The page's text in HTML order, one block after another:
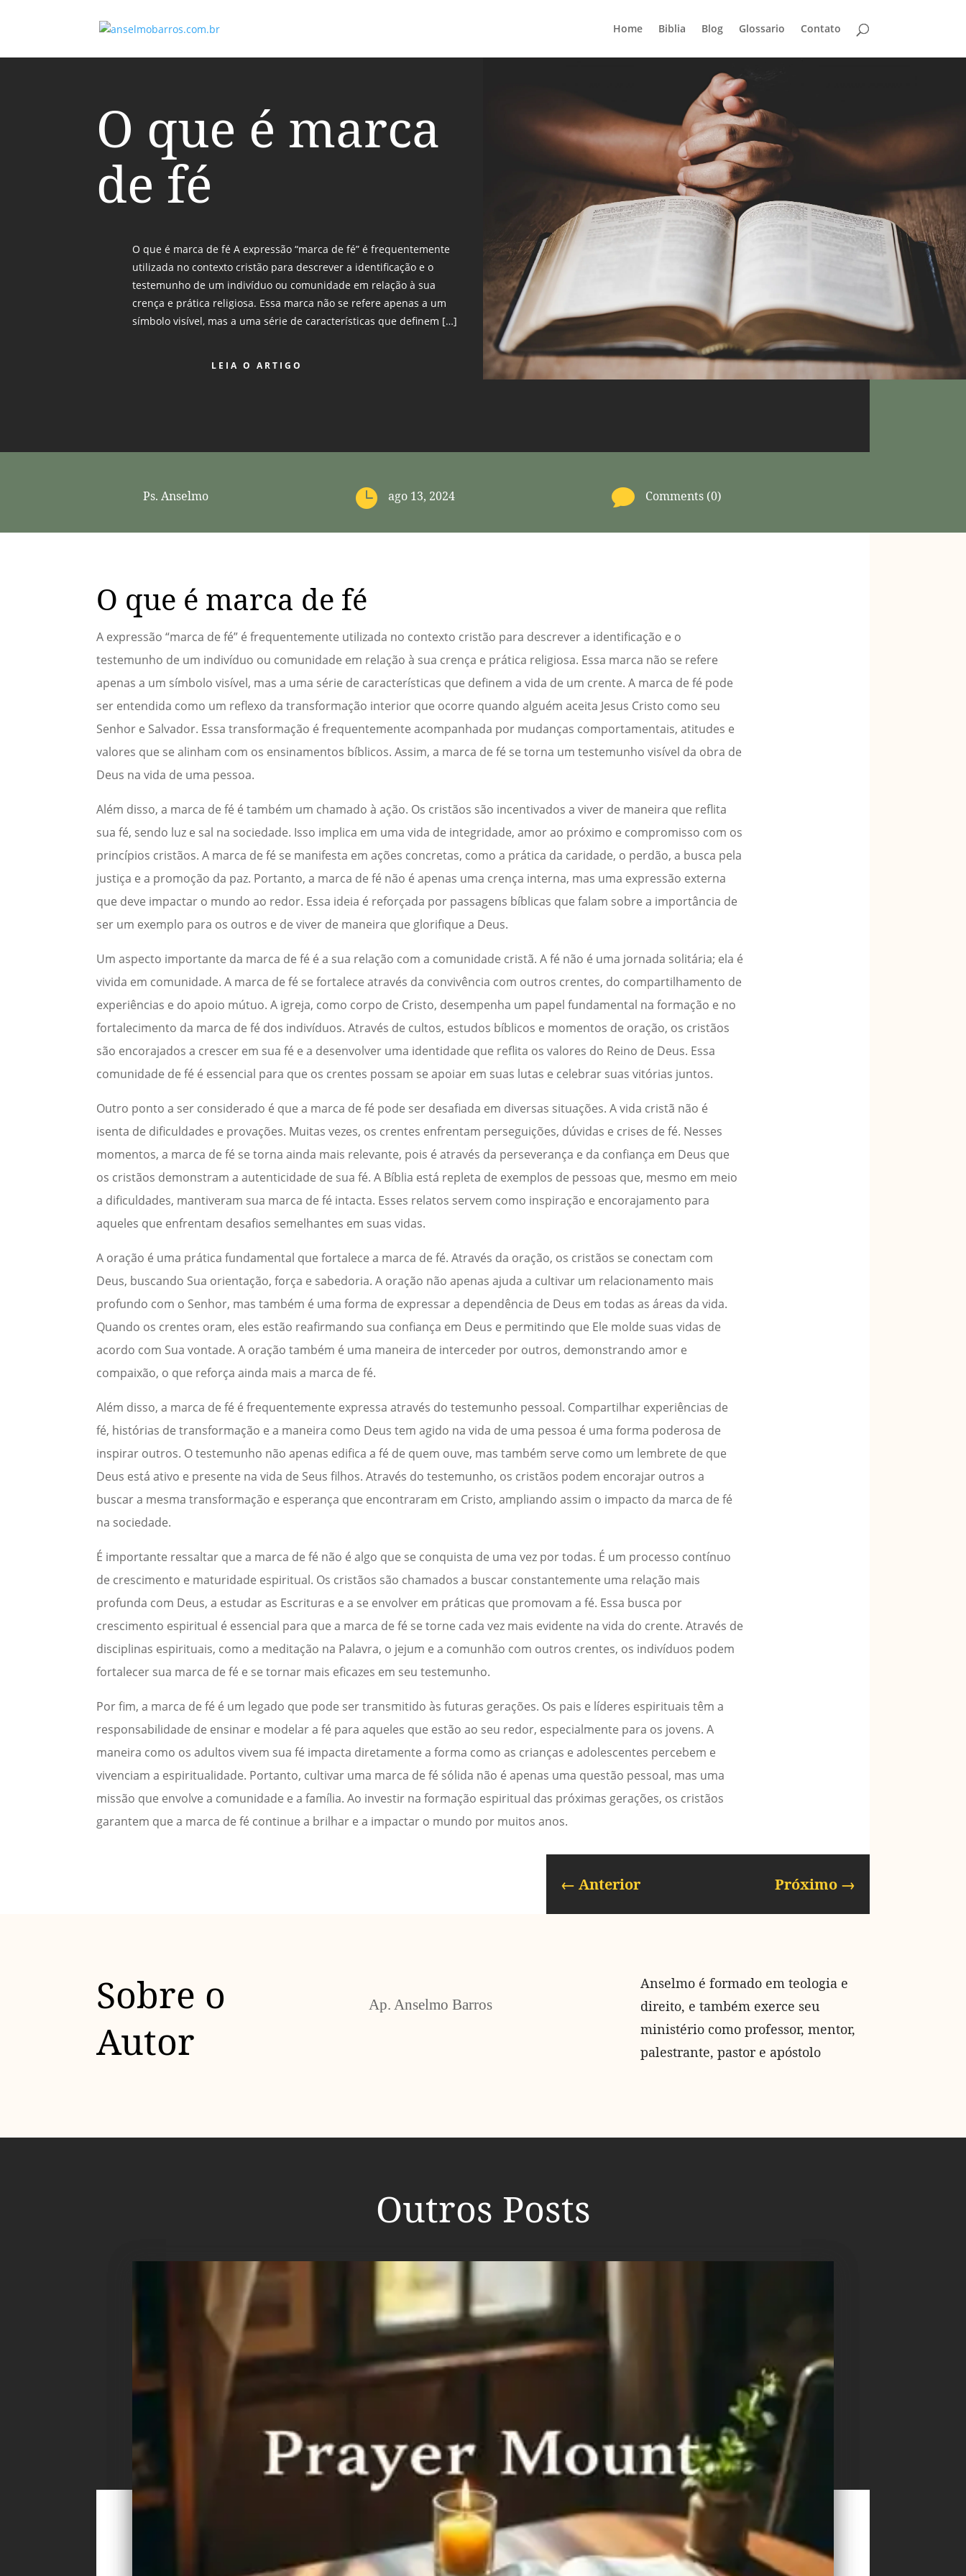
Home Biblia Blog Glossario Contato
O que é marca
de fé
O que é marca de fé A expressão “marca de fé” é frequentemente
utilizada no contexto cristão para descrever a identificação e o
testemunho de um indivíduo ou comunidade em relação à sua
crença e prática religiosa. Essa marca não se refere apenas a um
símbolo visível, mas a uma série de características que definem […]
LEIA O ARTIGO
Ps. Anselmo  ago 13, 2024  Comments (0)
O que é marca de fé
A expressão “marca de fé” é frequentemente utilizada no contexto cristão para descrever a identificação e o
testemunho de um indivíduo ou comunidade em relação à sua crença e prática religiosa. Essa marca não se refere
apenas a um símbolo visível, mas a uma série de características que definem a vida de um crente. A marca de fé pode
ser entendida como um reflexo da transformação interior que ocorre quando alguém aceita Jesus Cristo como seu
Senhor e Salvador. Essa transformação é frequentemente acompanhada por mudanças comportamentais, atitudes e
valores que se alinham com os ensinamentos bíblicos. Assim, a marca de fé se torna um testemunho visível da obra de
Deus na vida de uma pessoa.
Além disso, a marca de fé é também um chamado à ação. Os cristãos são incentivados a viver de maneira que reflita
sua fé, sendo luz e sal na sociedade. Isso implica em uma vida de integridade, amor ao próximo e compromisso com os
princípios cristãos. A marca de fé se manifesta em ações concretas, como a prática da caridade, o perdão, a busca pela
justiça e a promoção da paz. Portanto, a marca de fé não é apenas uma crença interna, mas uma expressão externa
que deve impactar o mundo ao redor. Essa ideia é reforçada por passagens bíblicas que falam sobre a importância de
ser um exemplo para os outros e de viver de maneira que glorifique a Deus.
Um aspecto importante da marca de fé é a sua relação com a comunidade cristã. A fé não é uma jornada solitária; ela é
vivida em comunidade. A marca de fé se fortalece através da convivência com outros crentes, do compartilhamento de
experiências e do apoio mútuo. A igreja, como corpo de Cristo, desempenha um papel fundamental na formação e no
fortalecimento da marca de fé dos indivíduos. Através de cultos, estudos bíblicos e momentos de oração, os cristãos
são encorajados a crescer em sua fé e a desenvolver uma identidade que reflita os valores do Reino de Deus. Essa
comunidade de fé é essencial para que os crentes possam se apoiar em suas lutas e celebrar suas vitórias juntos.
Outro ponto a ser considerado é que a marca de fé pode ser desafiada em diversas situações. A vida cristã não é
isenta de dificuldades e provações. Muitas vezes, os crentes enfrentam perseguições, dúvidas e crises de fé. Nesses
momentos, a marca de fé se torna ainda mais relevante, pois é através da perseverança e da confiança em Deus que
os cristãos demonstram a autenticidade de sua fé. A Bíblia está repleta de exemplos de pessoas que, mesmo em meio
a dificuldades, mantiveram sua marca de fé intacta. Esses relatos servem como inspiração e encorajamento para
aqueles que enfrentam desafios semelhantes em suas vidas.
A oração é uma prática fundamental que fortalece a marca de fé. Através da oração, os cristãos se conectam com
Deus, buscando Sua orientação, força e sabedoria. A oração não apenas ajuda a cultivar um relacionamento mais
profundo com o Senhor, mas também é uma forma de expressar a dependência de Deus em todas as áreas da vida.
Quando os crentes oram, eles estão reafirmando sua confiança em Deus e permitindo que Ele molde suas vidas de
acordo com Sua vontade. A oração também é uma maneira de interceder por outros, demonstrando amor e
compaixão, o que reforça ainda mais a marca de fé.
Além disso, a marca de fé é frequentemente expressa através do testemunho pessoal. Compartilhar experiências de
fé, histórias de transformação e a maneira como Deus tem agido na vida de uma pessoa é uma forma poderosa de
inspirar outros. O testemunho não apenas edifica a fé de quem ouve, mas também serve como um lembrete de que
Deus está ativo e presente na vida de Seus filhos. Através do testemunho, os cristãos podem encorajar outros a
buscar a mesma transformação e esperança que encontraram em Cristo, ampliando assim o impacto da marca de fé
na sociedade.
É importante ressaltar que a marca de fé não é algo que se conquista de uma vez por todas. É um processo contínuo
de crescimento e maturidade espiritual. Os cristãos são chamados a buscar constantemente uma relação mais
profunda com Deus, a estudar as Escrituras e a se envolver em práticas que promovam a fé. Essa busca por
crescimento espiritual é essencial para que a marca de fé se torne cada vez mais evidente na vida do crente. Através de
disciplinas espirituais, como a meditação na Palavra, o jejum e a comunhão com outros crentes, os indivíduos podem
fortalecer sua marca de fé e se tornar mais eficazes em seu testemunho.
Por fim, a marca de fé é um legado que pode ser transmitido às futuras gerações. Os pais e líderes espirituais têm a
responsabilidade de ensinar e modelar a fé para aqueles que estão ao seu redor, especialmente para os jovens. A
maneira como os adultos vivem sua fé impacta diretamente a forma como as crianças e adolescentes percebem e
vivenciam a espiritualidade. Portanto, cultivar uma marca de fé sólida não é apenas uma questão pessoal, mas uma
missão que envolve a comunidade e a família. Ao investir na formação espiritual das próximas gerações, os cristãos
garantem que a marca de fé continue a brilhar e a impactar o mundo por muitos anos.
← Anterior Próximo→
Sobre o
Autor
Ap. Anselmo Barros
Anselmo é formado em teologia e
direito, e também exerce seu
ministério como professor, mentor,
palestrante, pastor e apóstolo
Outros Posts